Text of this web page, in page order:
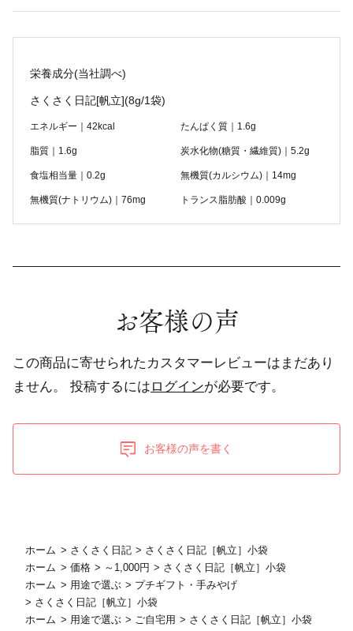
栄養成分(当社調べ)
さくさく日記[帆立](8g/1袋)
エネルギー｜42kcal たんぱく質｜1.6g
脂質｜1.6g 炭水化物(糖質・繊維質)｜5.2g
食塩相当量｜0.2g 無機質(カルシウム)｜14mg
無機質(ナトリウム)｜76mg トランス脂肪酸｜0.009g
お客様の声
この商品に寄せられたカスタマーレビューはまだあり
ません。
投稿するには ログインが必要です。
お客様の声を書く
ホーム > さくさく日記 > さくさく日記［帆立］小袋
ホーム > 価格 > ～1,000円 > さくさく日記［帆立］小袋
ホーム > 用途で選ぶ > プチギフト・手みやげ
> さくさく日記［帆立］小袋
ホーム > 用途で選ぶ > ご自宅用 > さくさく日記［帆立］小袋